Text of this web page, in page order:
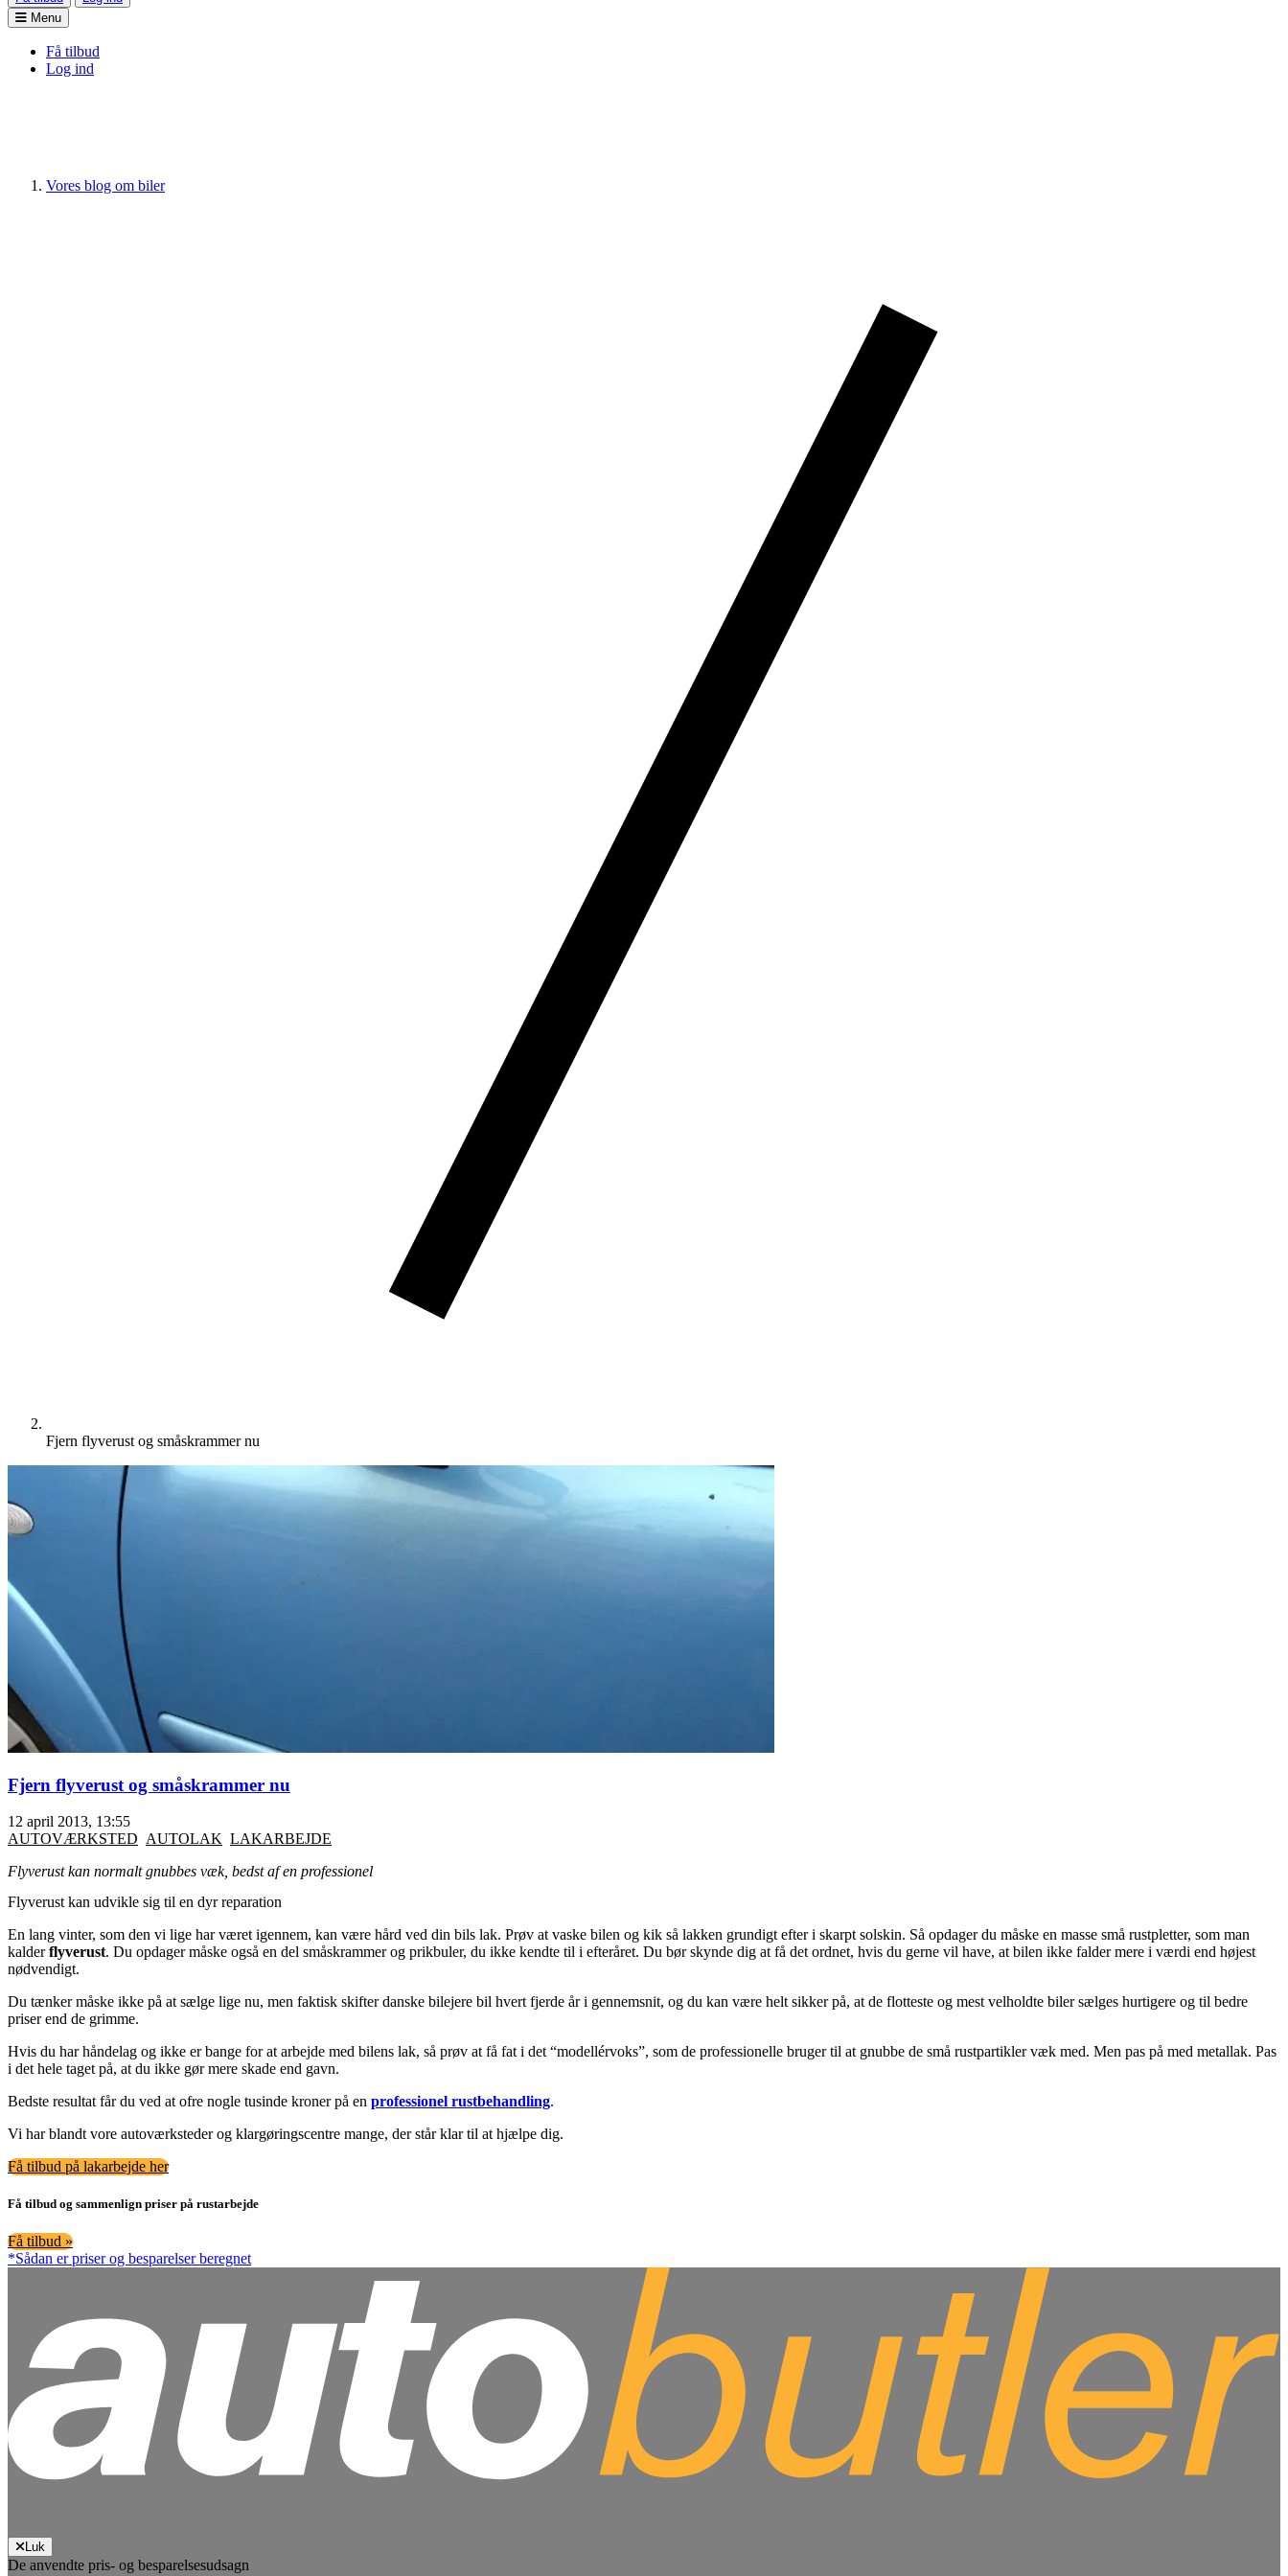
Menu
Få tilbud
Log ind
Vores blog om biler
Fjern flyverust og småskrammer nu
Fjern flyverust og småskrammer nu
12 april 2013, 13:55
AUTOVÆRKSTED AUTOLAK LAKARBEJDE
Flyverust kan normalt gnubbes væk, bedst af en professionel
Flyverust kan udvikle sig til en dyr reparation
En lang vinter, som den vi lige har været igennem, kan være hård ved din bils lak. Prøv at vaske bilen og kik så lakken grundigt efter i skarpt solskin. Så opdager du måske en masse små rustpletter, som man
kalderflyverust. Du opdager måske også en del småskrammer og prikbuler, du ikke kendte til i efteråret. Du bør skynde dig at få det ordnet, hvis du gerne vil have, at bilen ikke falder mere i værdi end højest
nødvendigt.
Du tænker måske ikke på at sælge lige nu, men faktisk skifter danske bilejere bil hvert fjerde år i gennemsnit, og du kan være helt sikker på, at de flotteste og mest velholdte biler sælges hurtigere og til bedre
priser end de grimme.
Hvis du har håndelag og ikke er bange for at arbejde med bilens lak, så prøv at få fat i det “modellérvoks”, som de professionelle bruger til at gnubbe de små rustpartikler væk med. Men pas på med metallak. Pas
i det hele taget på, at du ikke gør mere skade end gavn.
Bedste resultat får du ved at ofre nogle tusinde kroner på en professionel rustbehandling.
Vi har blandt vore autoværksteder og klargøringscentre mange, der står klar til at hjælpe dig.
Få tilbud på lakarbejde her
Få tilbud og sammenlign priser på rustarbejde
Få tilbud »
*Sådan er priser og besparelser beregnet
Luk
De anvendte pris- og besparelsesudsagn